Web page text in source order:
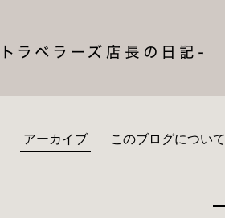
アーカイブ このブログについて